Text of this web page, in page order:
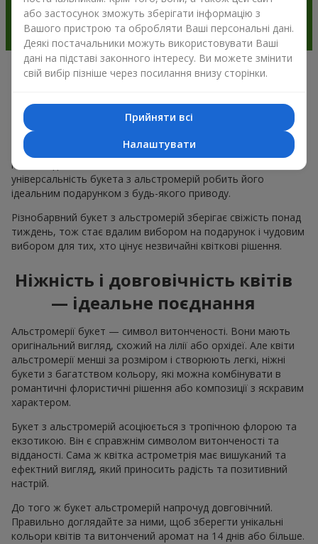
Чому варто вибрати букет з
альстромерії в м.Шевченкове
Альстромерія квітка — це ніжність і естетика в одному
букеті. Чарівні кольори пелюсток і незвична форма ніжних
квітів подобається багатьом
універсальність букета з альстромерій робить його
ідеальним подарунком з будь-якого приводу.
Різнобарвний букет з альстромерій зберігає свіжість понад
тиждень, тож стає вдалим вибором на подарунок і чудовим
вибором для тих, хто цінує незвичайні квіткові рішення.
Ніжність і довговічність квітів
— ідеальне поєднання
Альстромерії букет — символ витонченості. Вони мають
оригінальний вигляд, схожий на лілії або орхідеї. Але квіти
альстромерії менші за розміром і створюють легкі, ніжні
букети з багатством кольору, які можна комбінувати в
романтичні флористичні рішення або композиції з яскравим
характером.
Букет з альстромерій асоціюється з тропічною флорою та
екзотикою. Він є справжнім символом витонченості та
відданості. Сама ж квітка астрометрія має вишуканий та
ефектний вигляд, який приносить радість та позитивний
настрій.
До того ж букет альстромерій напрочуд довговічний.
Правильно доглядайте за ними, щоб зберегти унікальні
кольори квітів та витончений аромат на 14 днів або більше.
або застосунок зможуть зберігати інформацію з
Вашого пристрою та обробляти Ваші персональні дані.
Деякі постачальники можуть використовувати Ваші
дані на підставі законного інтересу. Ви можете змінити
свій вибір пізніше через посилання внизу сторінки.
Прийняти всі
Налаштувати